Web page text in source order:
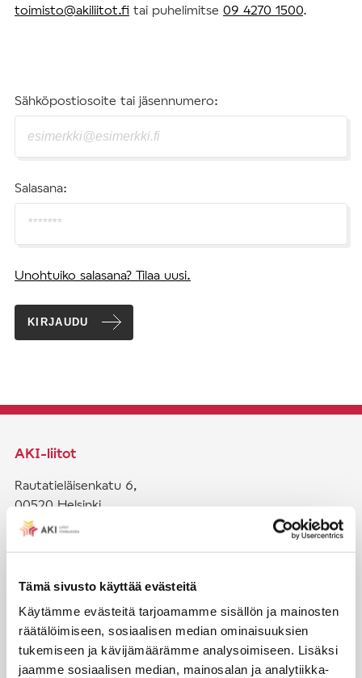
Tämä sivusto käyttää evästeitä
Käytämme evästeitä tarjoamamme sisällön ja mainosten
räätälöimiseen, sosiaalisen median ominaisuuksien
tukemiseen ja kävijämäärämme analysoimiseen. Lisäksi
jaamme sosiaalisen median, mainosalan ja analytiikka-
toimisto@akiliitot.fi tai puhelimitse 09 4270 1500.
Sähköpostiosoite tai jäsennumero:
Salasana:
Unohtuiko salasana? Tilaa uusi.
KIRJAUDU
AKI-liitot
Rautatieläisenkatu 6,
00520 Helsinki
puh. (09) 4270 1503
Seuraa meitä somessa: